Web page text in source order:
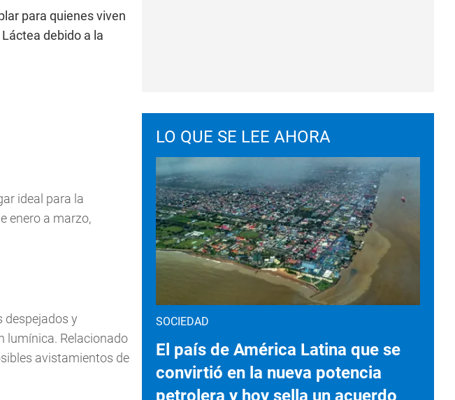
para quienes viven
debido a la
ideal para la
enero a marzo,
despejados y
lumínica. Relacionado
avistamientos de
LO QUE SE LEE AHORA
SOCIEDAD
El país de América Latina que se
convirtió en la nueva potencia
petrolera y hoy sella un acuerdo